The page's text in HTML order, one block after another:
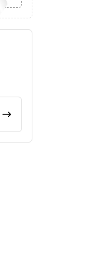
CALCULAR FRETE